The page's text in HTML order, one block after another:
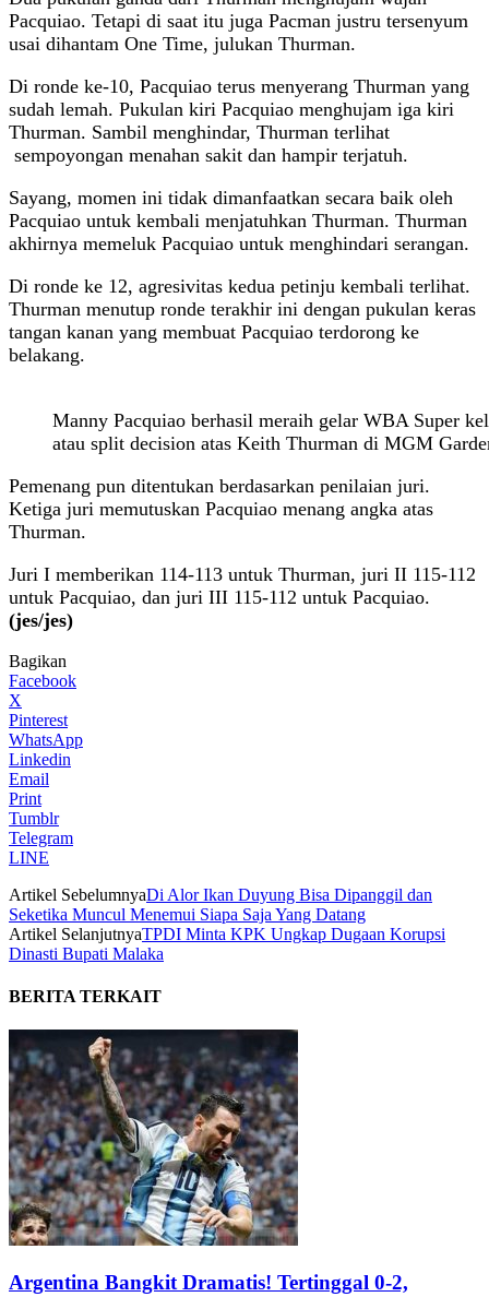
Pacquiao. Tetapi di saat itu juga Pacman justru tersenyum
usai dihantam One Time, julukan Thurman.
Di ronde ke-10, Pacquiao terus menyerang Thurman yang
sudah lemah. Pukulan kiri Pacquiao menghujam iga kiri
Thurman. Sambil menghindar, Thurman terlihat
sempoyongan menahan sakit dan hampir terjatuh.
Sayang, momen ini tidak dimanfaatkan secara baik oleh
Pacquiao untuk kembali menjatuhkan Thurman. Thurman
akhirnya memeluk Pacquiao untuk menghindari serangan.
Di ronde ke 12, agresivitas kedua petinju kembali terlihat.
Thurman menutup ronde terakhir ini dengan pukulan keras
tangan kanan yang membuat Pacquiao terdorong ke
belakang.
Manny Pacquiao berhasil meraih gelar WBA Super
atau split decision atas Keith Thurman di MGM
Pemenang pun ditentukan berdasarkan penilaian juri.
Ketiga juri memutuskan Pacquiao menang angka atas
Thurman.
Juri I memberikan 114-113 untuk Thurman, juri II 115-112
untuk Pacquiao, dan juri III 115-112 untuk Pacquiao.
(jes/jes)
Bagikan
Facebook
X
Pinterest
WhatsApp
Linkedin
Email
Print
Tumblr
Telegram
LINE
Artikel SebelumnyaDi Alor Ikan Duyung Bisa Dipanggil dan
Seketika Muncul Menemui Siapa Saja Yang Datang
Artikel SelanjutnyaTPDI Minta KPK Ungkap Dugaan Korupsi
Dinasti Bupati Malaka
BERITA TERKAIT
Argentina Bangkit Dramatis! Tertinggal 0-2,